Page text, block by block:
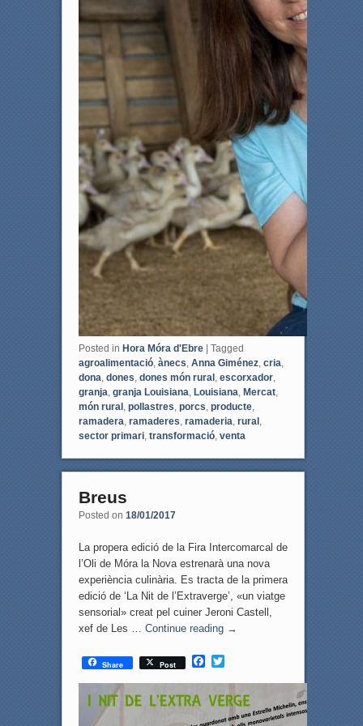
Posted in Hora Móra d'Ebre
Tagged
agroalimentació, ànecs, Anna Giménez, cria,
dona, dones, dones món rural , escorxador,
granja, granja Louisiana, Louisiana, Mercat,
món rural , pollastres, porcs, producte,
ramadera, ramaderes, ramaderia, rural ,
sector primari, transformació, venta
Breus
Posted on 18/01/2017
La propera edició de la Fira Intercomarcal de
l’Oli de Móra la Nova estrenarà una nova
experiència culinària. Es tracta de la primera
edició de ‘La Nit de l’Extraverge’, «un viatge
sensorial» creat pel cuiner Jeroni Castell,
xef de Les … Continue reading →
Share Post
F
c
e
T
i
t